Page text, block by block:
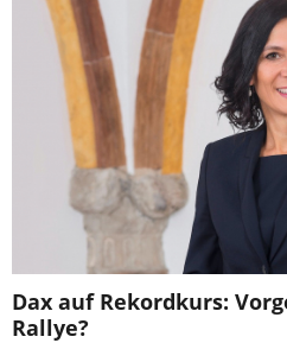
Dax auf Rekordkurs:
Rallye?